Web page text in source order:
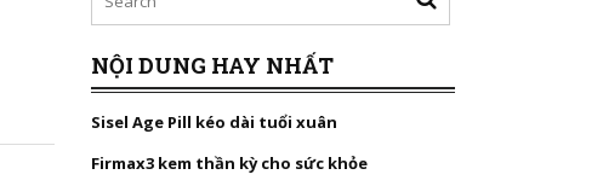
NỘI DUNG HAY NHẤT
Sisel Age Pill kéo dài tuổi xuân
Firmax3 kem thần kỳ cho sức khỏe